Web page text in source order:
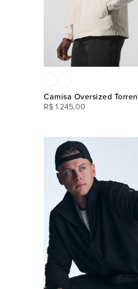
Camisa Oversized
R$ 1.245,00